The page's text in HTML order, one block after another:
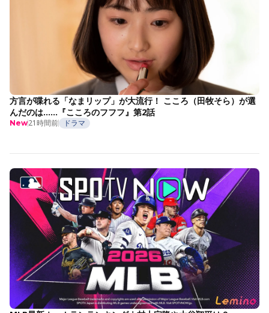
方言が喋れる「なまリップ」が大流行！ こころ（田牧そら）が選
んだのは……『こころのフフフ』第2話
New21時間前 ドラマ